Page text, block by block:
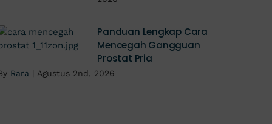
Panduan Lengkap Cara
Mencegah Gangguan
Prostat Pria
Rara | Agustus 2nd, 2026